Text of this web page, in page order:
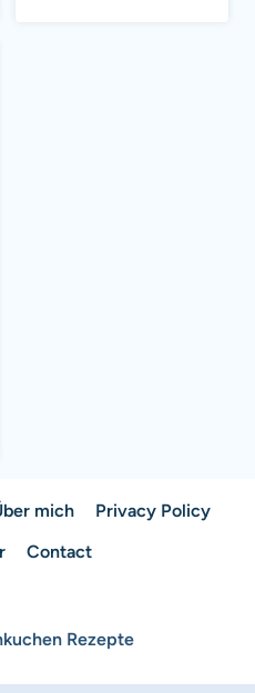
mich
Privacy Policy
Contact
Rezepte